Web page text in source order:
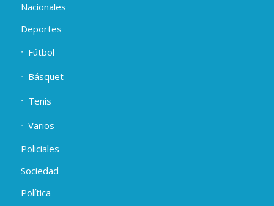
Nacionales
Deportes
Fútbol
Básquet
Tenis
Varios
Policiales
Sociedad
Política